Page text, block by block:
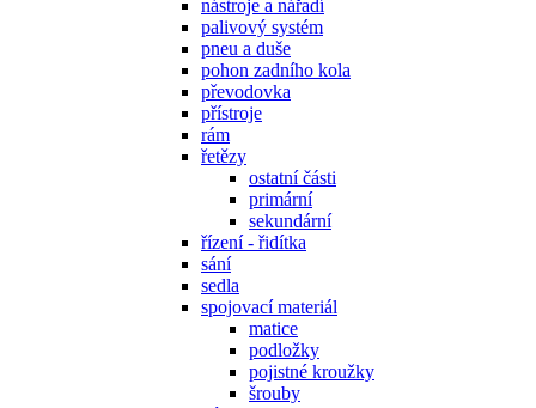
nástroje a nářadí
palivový systém
pneu a duše
pohon zadního kola
převodovka
přístroje
rám
řetězy
ostatní části
primární
sekundární
řízení - řidítka
sání
sedla
spojovací materiál
matice
podložky
pojistné kroužky
šrouby